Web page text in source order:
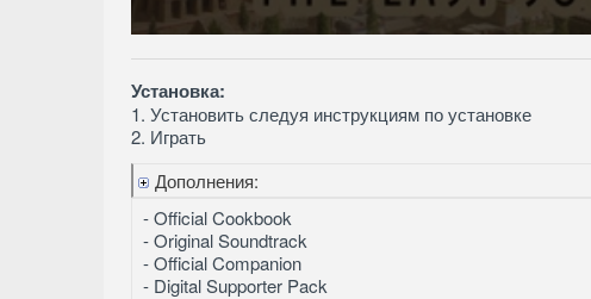
Установка:
1. Установить следуя инструкциям по установке
2. Играть
Дополнения:
- Official Cookbook
- Original Soundtrack
- Official Companion
- Digital Supporter Pack